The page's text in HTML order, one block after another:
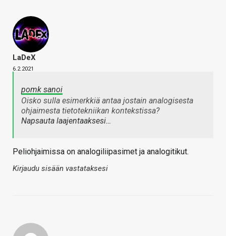
LaDeX
6.2.2021
pomk sanoi
Oisko sulla esimerkkiä antaa jostain analogisesta
ohjaimesta tietotekniikan kontekstissa?
Napsauta laajentaaksesi…
Peliohjaimissa on analogiliipasimet ja analogitikut.
Kirjaudu sisään vastataksesi